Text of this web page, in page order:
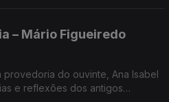
– Mário Figueiredo
provedoria do ouvinte, Ana Isabel
e reflexões dos antigos